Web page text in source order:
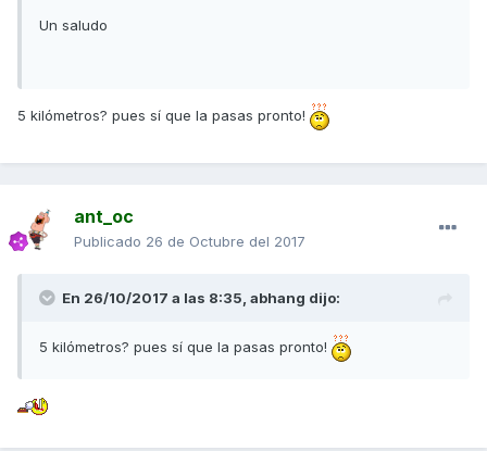
Un saludo
5 kilómetros? pues sí que la pasas pronto!
ant_oc
Publicado 26 de Octubre del 2017
En 26/10/2017 a las 8:35, abhang dijo:
5 kilómetros? pues sí que la pasas pronto!